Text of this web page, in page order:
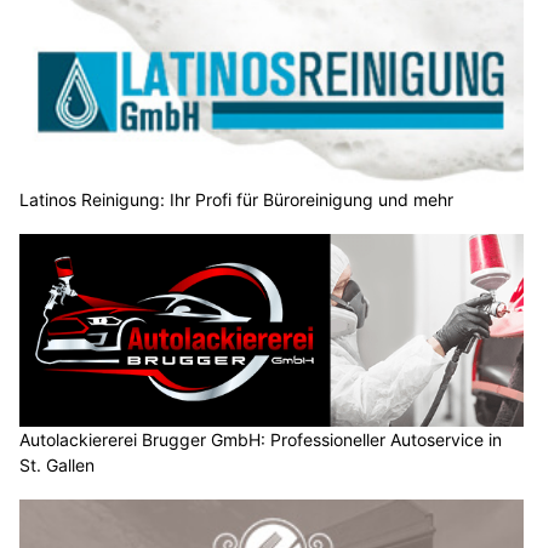
Latinos Reinigung: Ihr Profi für Büroreinigung und mehr
Autolackiererei Brugger GmbH: Professioneller Autoservice in
St. Gallen